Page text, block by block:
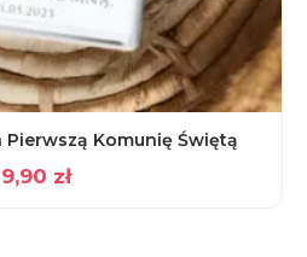
Komunię Świętą
9,90 zł